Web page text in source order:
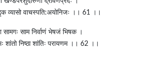
व्यासो वाचस्पति:अयोनिजः ।। 61 ।।
सामगः साम निर्वाणं भेषजं भिषक ।
शांतो निष्ठा शांतिः परायणम ।। 62 ।।